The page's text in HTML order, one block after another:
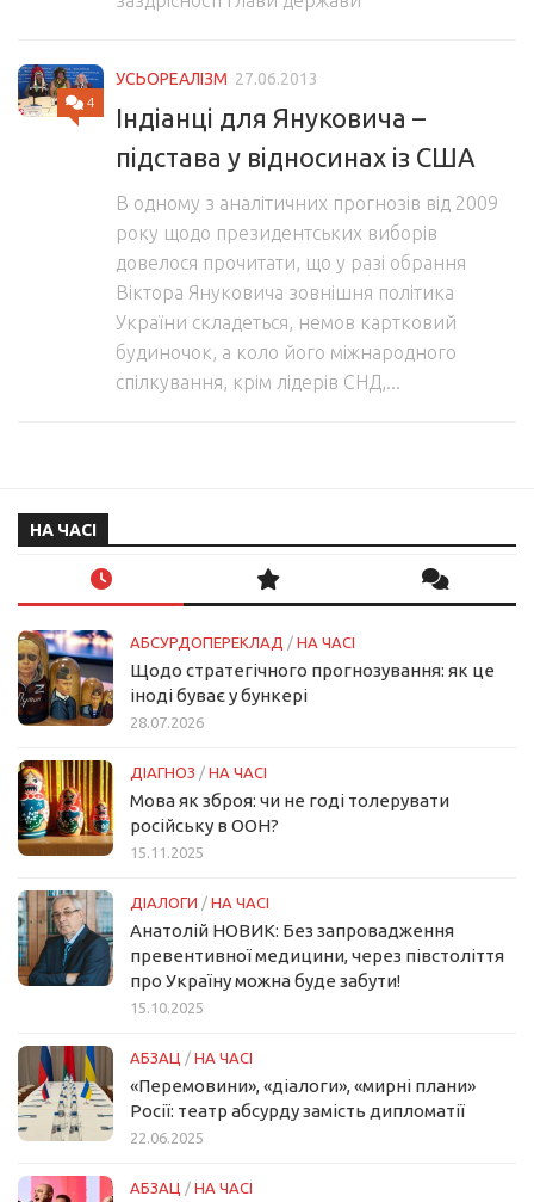
4
УСЬОРЕАЛІЗМ 27.06.2013
Індіанці для Януковича –
підстава у відносинах із США
В одному з аналітичних прогнозів від 2009
року щодо президентських виборів
довелося прочитати, що у разі обрання
Віктора Януковича зовнішня політика
України складеться, немов картковий
будиночок, а коло його міжнародного
спілкування, крім лідерів СНД,...
НА ЧАСІ
АБСУРДОПЕРЕКЛАД / НА ЧАСІ
Щодо стратегічного прогнозування: як це
іноді буває у бункері
28.07.2026
ДІАГНОЗ / НА ЧАСІ
Мова як зброя: чи не годі толерувати
російську в ООН?
15.11.2025
ДІАЛОГИ / НА ЧАСІ
Анатолій НОВИК: Без запровадження
превентивної медицини, через півстоліття
про Україну можна буде забути!
15.10.2025
АБЗАЦ / НА ЧАСІ
«Перемовини», «діалоги», «мирні плани»
Росії: театр абсурду замість дипломатії
22.06.2025
АБЗАЦ / НА ЧАСІ